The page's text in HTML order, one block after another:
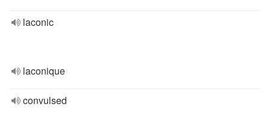
laconic
laconique
convulsed